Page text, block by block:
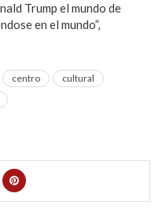
Trump el mundo de
en el mundo”,
centro
cultural